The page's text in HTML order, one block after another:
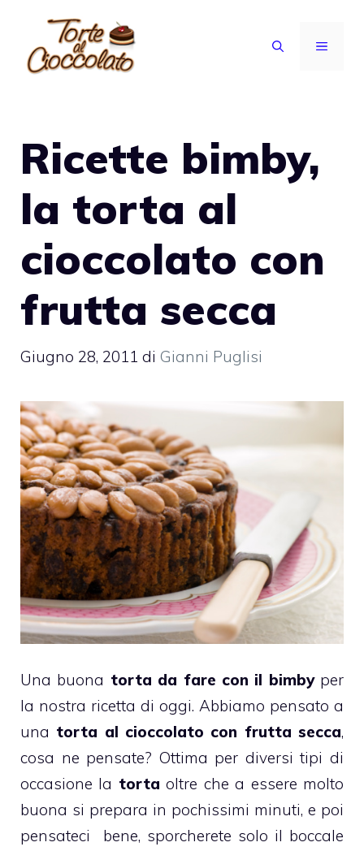
contenuto
MENU
Ricette bimby,
la torta al
cioccolato con
frutta secca
Giugno 28, 2011 di Gianni Puglisi
Una buona torta da fare con il bimbyper
la nostra ricetta di oggi. Abbiamo pensato a
una torta al cioccolato con frutta secca,
cosa ne pensate? Ottima per diversi tipi di
occasione la torta oltre che a essere molto
buona si prepara in pochissimi minuti, e poi
pensateci bene, sporcherete solo il boccale